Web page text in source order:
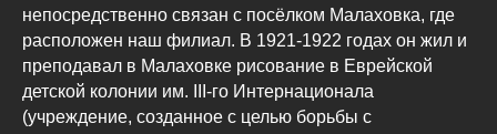
непосредственно связан с посёлком Малаховка, где
расположен наш филиал. В 1921-1922 годах он жил и
преподавал в Малаховке рисование в Еврейской
детской колонии им. III-го Интернационала
(учреждение, созданное с целью борьбы с